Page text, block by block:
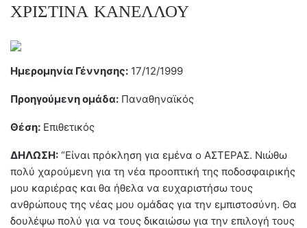
ΧΡΙΣΤΙΝΑ ΚΑΝΕΛΛΟΥ
Ημερομηνία Γέννησης: 17/12/1999
Προηγούμενη ομάδα: Παναθηναϊκός
Θέση: Επιθετικός
ΔΗΛΩΣΗ: “Είναι πρόκληση για εμένα ο ΑΣΤΕΡΑΣ. Νιώθω
πολύ χαρούμενη για τη νέα προοπτική της ποδοσφαιρικής
μου καριέρας και θα ήθελα να ευχαριστήσω τους
ανθρώπους της νέας μου ομάδας για την εμπιστοσύνη. Θα
δουλέψω πολύ για να τους δικαιώσω για την επιλογή τους